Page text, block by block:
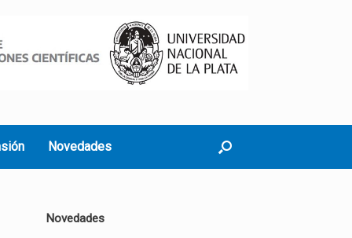
Novedades
Novedades